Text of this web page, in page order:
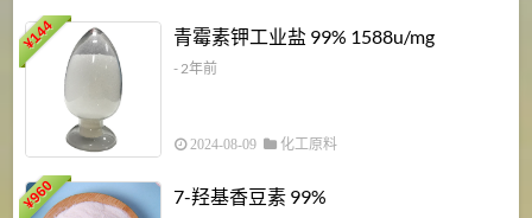
¥
144 青霉素钾工业盐 99% 1588u/mg
- 2年前
2024-08-09 化工原料
¥
960 7-羟基香豆素 99%